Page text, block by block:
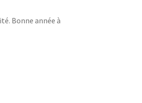
Bonne année à